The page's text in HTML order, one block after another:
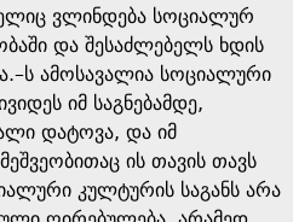
ვლინდება სოციალურ
და შესაძლებელს ხდის
ამოსავალია სოციალური
იმ საგნებამდე,
დატოვა, და იმ
ის თავის თავს
კულტურის საგანს არა